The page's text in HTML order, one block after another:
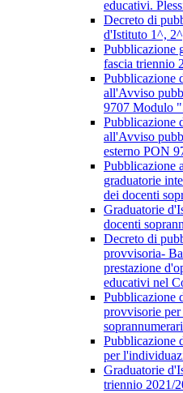
educativi.
Decreto di
d'Istituto 1^,
Pubblicazione
fascia triennio
Pubblicazione
all'Avviso
9707 Modulo
Pubblicazione
all'Avviso
esterno PON
Pubblicazione
graduatorie
dei docenti
Graduatorie
docenti
Decreto di
provvisoria-
prestazione
educativi nel
Pubblicazione
provvisorie
Pubblicazione
per
Graduatorie
triennio 2021/